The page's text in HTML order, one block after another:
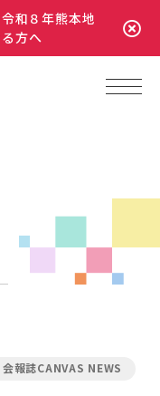
和８年熊本地
方へ
会報誌CANVAS NEWS